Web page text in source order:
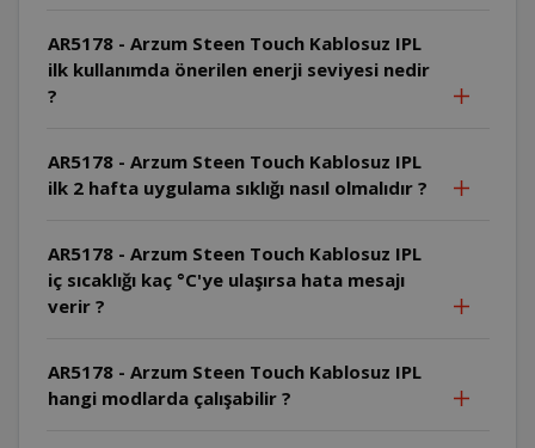
AR5178 - Arzum Steen Touch Kablosuz IPL
ilk kullanımda önerilen enerji seviyesi nedir
?
AR5178 - Arzum Steen Touch Kablosuz IPL
ilk 2 hafta uygulama sıklığı nasıl olmalıdır ?
AR5178 - Arzum Steen Touch Kablosuz IPL
iç sıcaklığı kaç °C'ye ulaşırsa hata mesajı
verir ?
AR5178 - Arzum Steen Touch Kablosuz IPL
hangi modlarda çalışabilir ?